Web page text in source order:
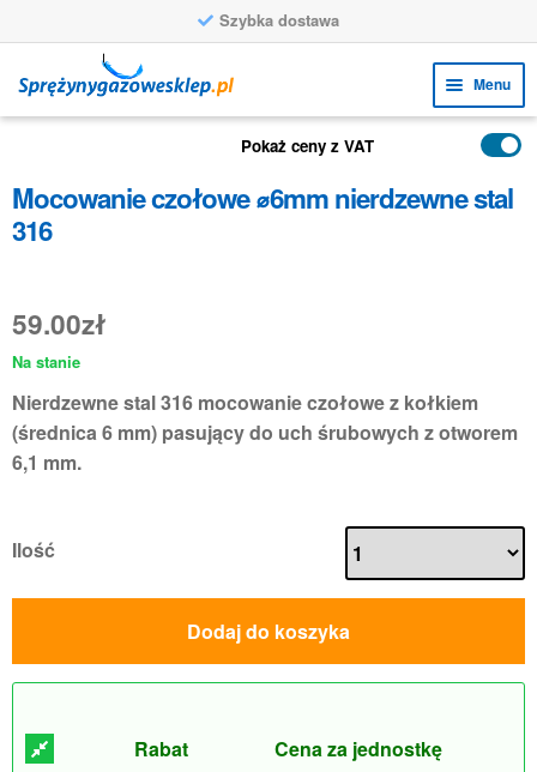
Szybka dostawa
do
nawigacji
do
treści
Menu
menu
PRODUKTY
menu
ZASTOSOWANIA
FAQ
Pokaż ceny z VAT
Mocowanie czołowe ⌀6mm nierdzewne stal
316
59.00zł
Na stanie
Nierdzewne stal 316 mocowanie czołowe z kołkiem
(średnica 6 mm) pasujący do uch śrubowych z otworem
6,1 mm.
Ilość
Dodaj do koszyka
Rabat Cena za jednostkę